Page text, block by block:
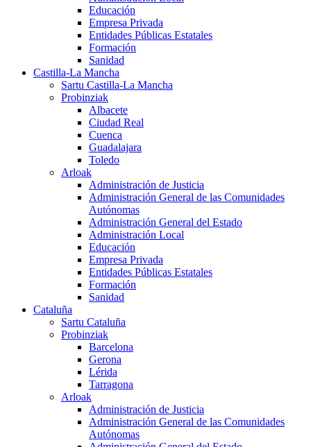
Educación
Empresa Privada
Entidades Públicas Estatales
Formación
Sanidad
Castilla-La Mancha
Sartu Castilla-La Mancha
Probinziak
Albacete
Ciudad Real
Cuenca
Guadalajara
Toledo
Arloak
Administración de Justicia
Administración General de las Comunidades
Autónomas
Administración General del Estado
Administración Local
Educación
Empresa Privada
Entidades Públicas Estatales
Formación
Sanidad
Cataluña
Sartu Cataluña
Probinziak
Barcelona
Gerona
Lérida
Tarragona
Arloak
Administración de Justicia
Administración General de las Comunidades
Autónomas